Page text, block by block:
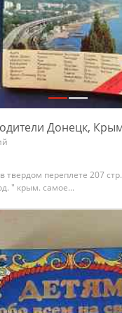
Донецк,
твердом переплете 207
" крым. самое...